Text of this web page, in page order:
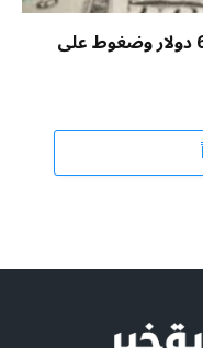
سعر بيتكوين يهبط 1% إلى 62,829.4 دولار وضغوط على